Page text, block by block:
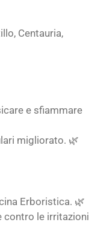
Centauria,
e sfiammare
migliorato. 🌿
Erboristica. 🌿
contro le irritazioni